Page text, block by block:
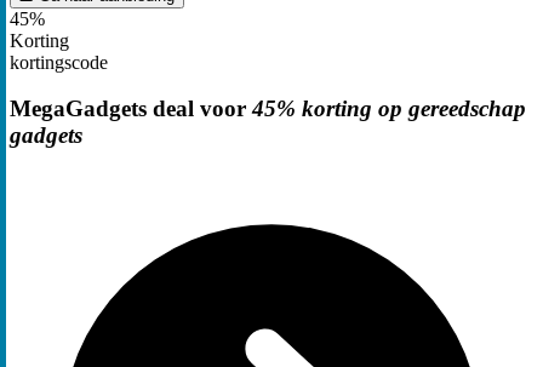
45%
Korting
kortingscode
MegaGadgets deal voor45% korting op gereedschap
gadgets